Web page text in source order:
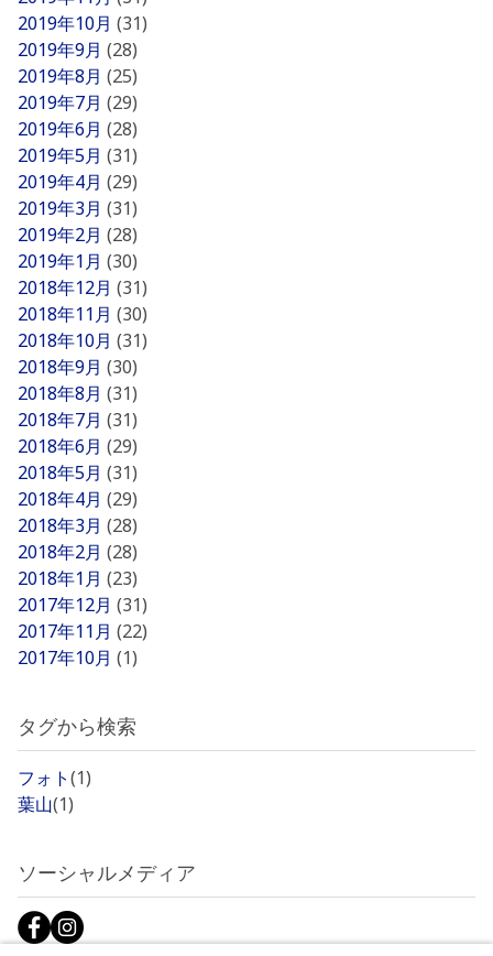
2019年10月 (31)
2019年9月 (28)
2019年8月 (25)
2019年7月 (29)
2019年6月 (28)
2019年5月 (31)
2019年4月 (29)
2019年3月 (31)
2019年2月 (28)
2019年1月 (30)
2018年12月 (31)
2018年11月 (30)
2018年10月 (31)
2018年9月 (30)
2018年8月 (31)
2018年7月 (31)
2018年6月 (29)
2018年5月 (31)
2018年4月 (29)
2018年3月 (28)
2018年2月 (28)
2018年1月 (23)
2017年12月 (31)
2017年11月 (22)
2017年10月 (1)
タグから検索
フォト(1)
葉山(1)
ソーシャルメディア